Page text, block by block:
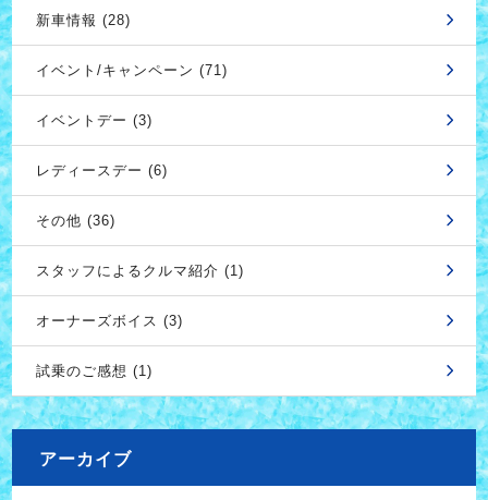
新車情報 (28)
イベント/キャンペーン (71)
イベントデー (3)
レディースデー (6)
その他 (36)
スタッフによるクルマ紹介 (1)
オーナーズボイス (3)
試乗のご感想 (1)
アーカイブ